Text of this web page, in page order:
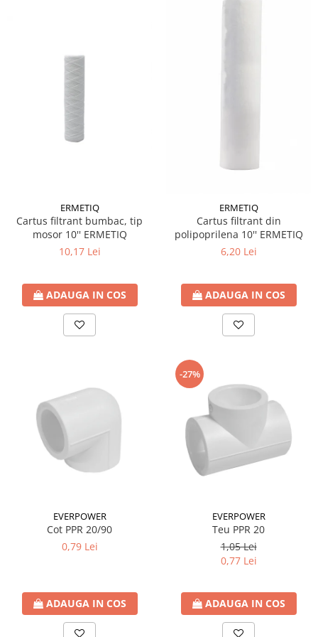
Aparate de Aer conditionat 18000
Aparate de Aer conditionat 27000
nepresurizate
Accesorii Panouri solare
Pompe de circulaţie pentru
Vase de expansiune
Incazire in Pardoseala
Incalzire clasica in pardoseala
Distribuitoare
Cutii distribuitor
Automatizare
Banda perimetrala
Pachete incalzire in pardoseala
Pompe de caldura
Termostate de Ambient
Invertoare
Panouri fotovoltaice
Produse Amenajare Baie
ERMETIQ
Cartus filtrant bumbac, tip
mosor 10'' ERMETIQ
10,17 Lei
ADAUGA IN COS
ERMETIQ
Cartus filtrant din
polipoprilena 10'' ERMETIQ
6,20 Lei
ADAUGA IN COS
EVERPOWER
Cot PPR 20/90
0,79 Lei
ADAUGA IN COS
-27%
EVERPOWER
Teu PPR 20
1,05 Lei
0,77 Lei
ADAUGA IN COS